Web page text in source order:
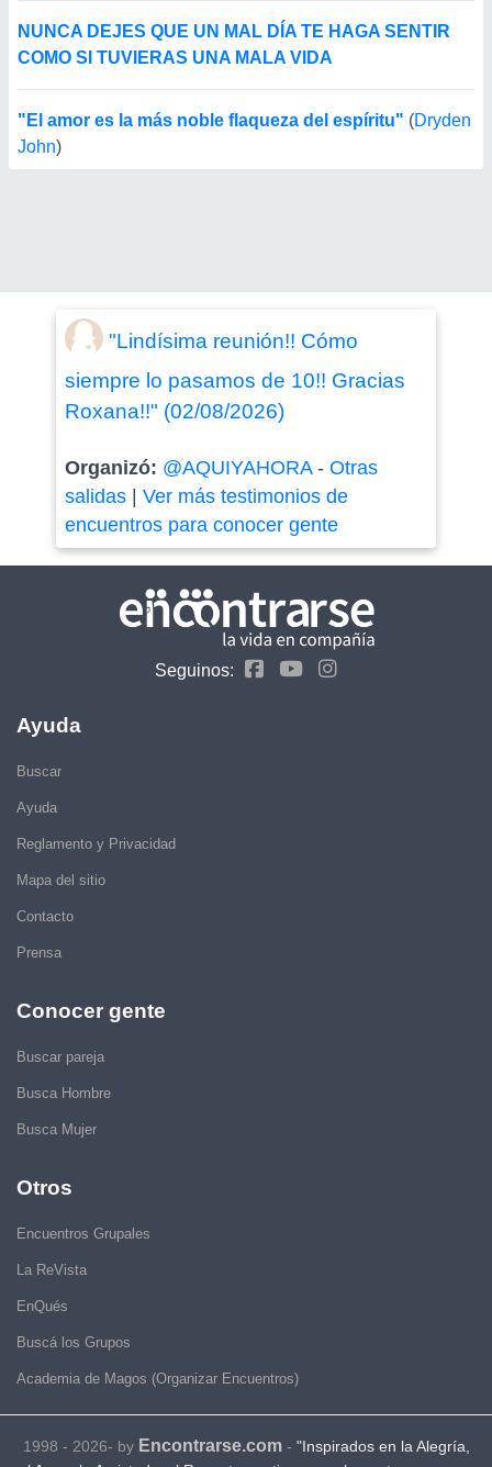
NUNCA DEJES QUE UN MAL DÍA TE HAGA SENTIR
COMO SI TUVIERAS UNA MALA VIDA
"El amor es la más noble flaqueza del espíritu" (Dryden
John)
"Lindísima reunión!! Cómo
siempre lo pasamos de 10!! Gracias
Roxana!!" (02/08/2026)
Organizó: @AQUIYAHORA- Otras
salidas| Ver más testimonios de
encuentros para conocer gente
Seguinos:
Ayuda
Buscar
Ayuda
Reglamento y Privacidad
Mapa del sitio
Contacto
Prensa
Conocer gente
Buscar pareja
Busca Hombre
Busca Mujer
Otros
Encuentros Grupales
La ReVista
EnQués
Buscá los Grupos
Academia de Magos (Organizar Encuentros)
1998 - 2026- by Encontrarse.com- "Inspirados en la Alegría,